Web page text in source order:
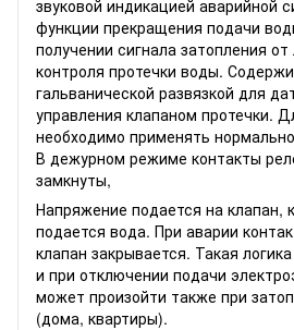
звуковой индикацией аварийной
функции прекращения подачи
получении сигнала затопления
контроля протечки воды.
гальванической развязкой для
управления клапаном протечки.
необходимо применять
В дежурном режиме контакты
замкнуты,
Напряжение подается на клапан,
подается вода. При аварии
клапан закрывается. Такая
и при отключении подачи
может произойти также при
(дома, квартиры).